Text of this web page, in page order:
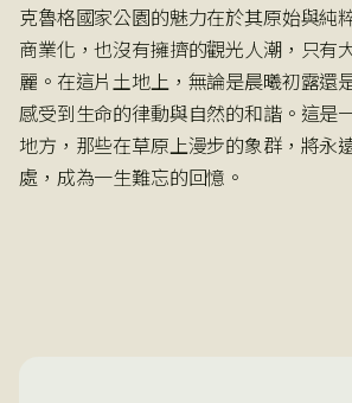
克魯格國家公園的魅力在於其原始與純
商業化，也沒有擁擠的觀光人潮，只有
麗。在這片土地上，無論是晨曦初露還
感受到生命的律動與自然的和諧。這是
地方，那些在草原上漫步的象群，將永
處，成為一生難忘的回憶。